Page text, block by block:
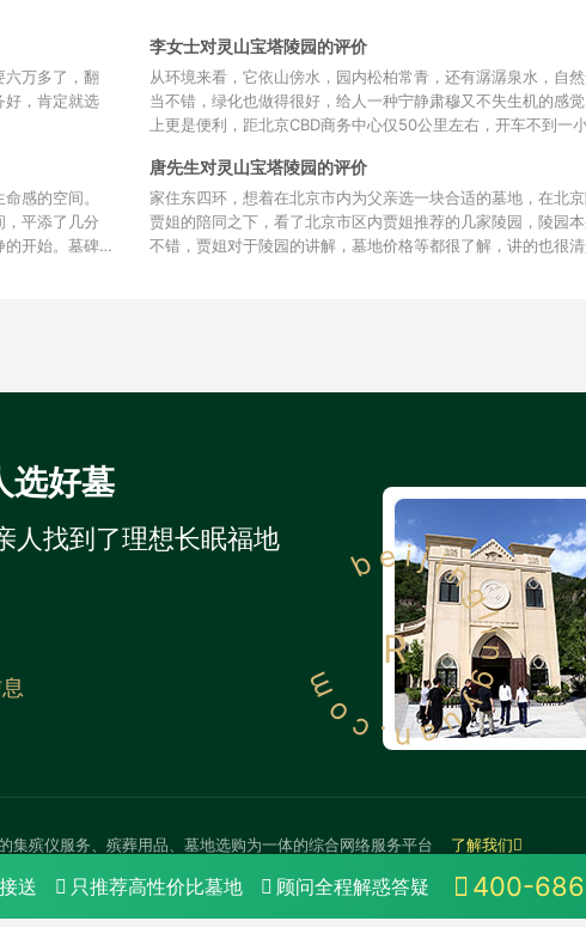
六万多了，翻
好，肯定就选
李女士对灵山宝塔陵园的评价
从环境来看，它依山傍水，园内松柏常青，还有潺潺泉水，自
当不错，绿化也做得很好，给人一种宁静肃穆又不失生机的感
上更是便利，距北京CBD商务中心仅50公里左右，开车不到一
都能轻松抵达，对于北京的朋友来说非常友好。 性价比方面也很
墓型多样，价格区间较大，生态葬25800元起，立碑价格也比
能满足不同预算的需求。整体而言，灵山宝塔陵园各方面表现
点，值得考虑。
感的空间。
，平添了几分
的开始。墓碑
服务点赞。
唐先生对灵山宝塔陵园的评价
家住东四环，想着在北京市内为父亲选一块合适的墓地，在北
贾姐的陪同之下，看了北京市区内贾姐推荐的几家陵园，陵园
不错，贾姐对于陵园的讲解，墓地价格等都很了解，讲的也很
送 只推荐高性价比墓地 顾问全程解惑答疑 400-
选好墓
人找到了理想长眠福地 beijinglingyuan.com
R
集殡仪服务、殡葬用品、墓地选购为一体的综合网络服务平台 了解我们